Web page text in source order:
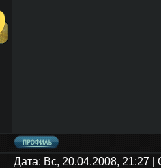
Дата: Вс, 20.04.2008, 21:27